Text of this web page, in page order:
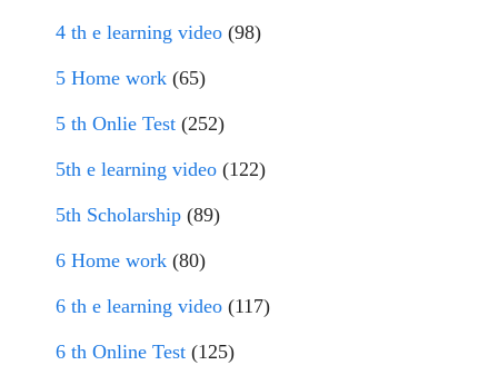
4 th e learning video (98)
5 Home work (65)
5 th Onlie Test (252)
5th e learning video (122)
5th Scholarship (89)
6 Home work (80)
6 th e learning video (117)
6 th Online Test (125)